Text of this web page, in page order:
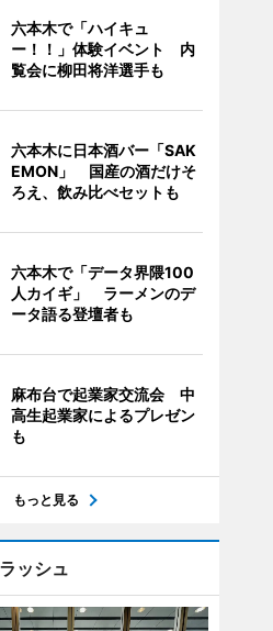
六本木で「ハイキュ
ー！！」体験イベント 内
覧会に柳田将洋選手も
六本木に日本酒バー「SAK
EMON」 国産の酒だけそ
ろえ、飲み比べセットも
六本木で「データ界隈100
人カイギ」 ラーメンのデ
ータ語る登壇者も
麻布台で起業家交流会 中
高生起業家によるプレゼン
も
もっと見る
ッシュ